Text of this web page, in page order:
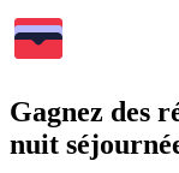
Gagnez des
nuit